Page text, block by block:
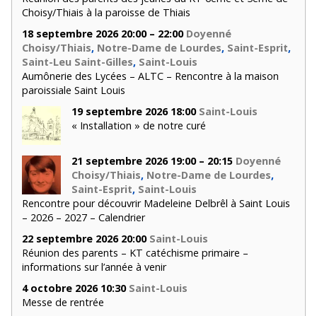
Choisy/Thiais à la paroisse de Thiais
18 septembre 2026 20:00 – 22:00 Doyenné
Choisy/Thiais, Notre-Dame de Lourdes, Saint-Esprit,
Saint-Leu Saint-Gilles, Saint-Louis
Aumônerie des Lycées – ALTC – Rencontre à la maison
paroissiale Saint Louis
19 septembre 2026 18:00 Saint-Louis
« Installation » de notre curé
21 septembre 2026 19:00 – 20:15 Doyenné
Choisy/Thiais, Notre-Dame de Lourdes,
Saint-Esprit, Saint-Louis
Rencontre pour découvrir Madeleine Delbrêl à Saint Louis
– 2026 – 2027 – Calendrier
22 septembre 2026 20:00 Saint-Louis
Réunion des parents – KT catéchisme primaire –
informations sur l’année à venir
4 octobre 2026 10:30 Saint-Louis
Messe de rentrée